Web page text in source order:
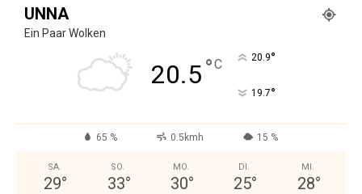
UNNA
Ein Paar Wolken
20.5°C 20.9°
19.7°
65 % 0.5kmh 15 %
SA.
29°
SO.
33°
MO.
30°
DI.
25°
MI.
28°